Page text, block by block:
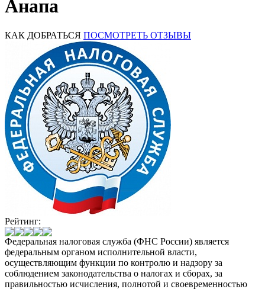
Анапа
КАК ДОБРАТЬСЯ ПОСМОТРЕТЬ ОТЗЫВЫ
Рейтинг:
Федеральная налоговая служба (ФНС России) является
федеральным органом исполнительной власти,
осуществляющим функции по контролю и надзору за
соблюдением законодательства о налогах и сборах, за
правильностью исчисления, полнотой и своевременностью